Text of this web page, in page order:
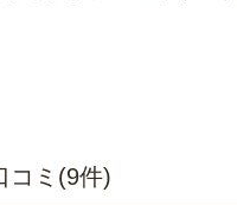
コミ(9件)